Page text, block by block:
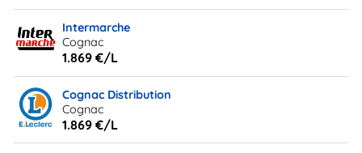
Intermarche
Cognac
1.869 €/L
Cognac Distribution
Cognac
1.869 €/L